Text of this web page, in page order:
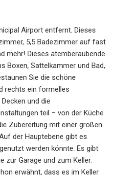
Airport entfernt. Dieses
5,5 Badezimmer auf fast
mehr! Dieses atemberaubende
Boxen, Sattelkammer und Bad,
Sie die schöne
rechts ein formelles
und die
teil – von der Küche
Zubereitung mit einer großen
der Hauptebene gibt es
werden könnte. Es gibt
zur Garage und zum Keller.
erwähnt, dass es im Keller